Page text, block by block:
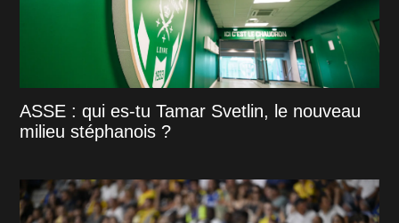
ASSE : qui es-tu Tamar Svetlin, le nouveau
milieu stéphanois ?